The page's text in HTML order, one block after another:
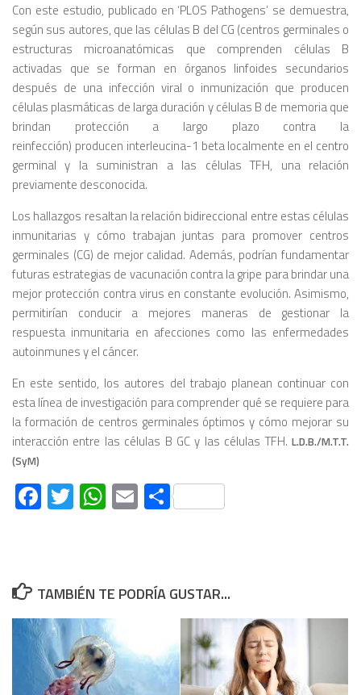
Con este estudio, publicado en ‘PLOS Pathogens’ se demuestra,
según sus autores, que las células B del CG (centros germinales o
estructuras microanatómicas que comprenden células B
activadas que se forman en órganos linfoides secundarios
después de una infección viral o inmunización que producen
células plasmáticas de larga duración y células B de memoria que
brindan protección a largo plazo contra la
reinfección) producen interleucina-1 beta localmente en el centro
germinal y la suministran a las células TFH, una relación
previamente desconocida.
Los hallazgos resaltan la relación bidireccional entre estas células
inmunitarias y cómo trabajan juntas para promover centros
germinales (CG) de mejor calidad. Además, podrían fundamentar
futuras estrategias de vacunación contra la gripe para brindar una
mejor protección contra virus en constante evolución. Asimismo,
permitirían conducir a mejores maneras de gestionar la
respuesta inmunitaria en afecciones como las enfermedades
autoinmunes y el cáncer.
En este sentido, los autores del trabajo planean continuar con
esta línea de investigación para comprender qué se requiere para
la formación de centros germinales óptimos y cómo mejorar su
interacción entre las células B GC y las células TFH. L.D.B./M.T.T.
(SyM)
Facebook
Twitter
WhatsApp
EmailCompartir
TAMBIÉN TE PODRÍA GUSTAR...